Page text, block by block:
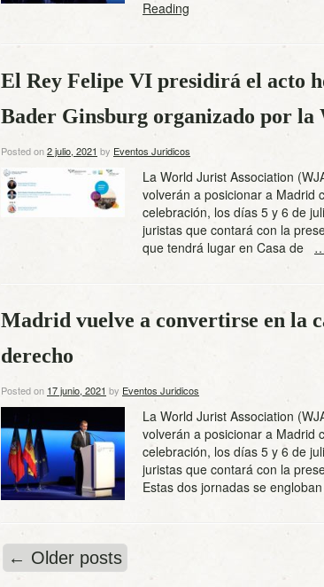
Reading
El Rey Felipe VI presidirá el acto
Bader Ginsburg organizado por
Posted on2 julio, 2021 by Eventos Juridicos
La World Jurist Association
volverán a posicionar a Madrid
celebración, los días 5 y 6 de
juristas que contará con la
que tendrá lugar en Casa de
Madrid vuelve a convertirse en la
derecho
Posted on 17 junio, 2021 by Eventos Juridicos
La World Jurist Association
volverán a posicionar a Madrid
celebración, los días 5 y 6 de
juristas que contará con la
Estas dos jornadas se
← Older posts